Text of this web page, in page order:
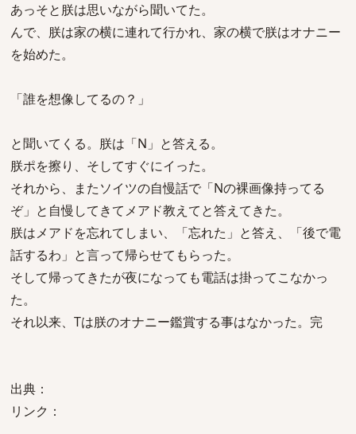
あっそと朕は思いながら聞いてた。
んで、朕は家の横に連れて行かれ、家の横で朕はオナニー
を始めた。
「誰を想像してるの？」
と聞いてくる。朕は「N」と答える。
朕ポを擦り、そしてすぐにイった。
それから、またソイツの自慢話で「Nの裸画像持ってる
ぞ」と自慢してきてメアド教えてと答えてきた。
朕はメアドを忘れてしまい、「忘れた」と答え、「後で電
話するわ」と言って帰らせてもらった。
そして帰ってきたが夜になっても電話は掛ってこなかっ
た。
それ以来、Tは朕のオナニー鑑賞する事はなかった。完
出典：
リンク：